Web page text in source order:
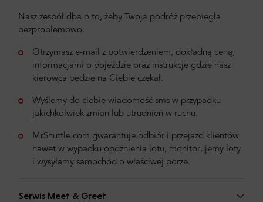
Nasz zespół dba o to, żeby Twoja podróż przebiegła
bezproblemowo.
Otrzymasz e-mail z potwierdzeniem, dokładną ceną,
informacjami o pojeździe oraz instrukcje gdzie nasz
kierowca będzie na Ciebie czekał.
Wyślemy do ciebie wiadomość sms w przypadku
jakichkolwiek zmian lub utrudnień w ruchu.
MrShuttle.com gwarantuje odbiór i przejazd klientów
nawet w wypadku opóźnienia lotu, monitorujemy loty
i wysyłamy samochód o właściwej porze.
Serwis Meet & Greet